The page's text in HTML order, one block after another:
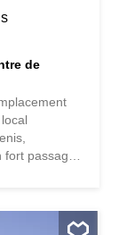
de
passage.
besoins
un centre de